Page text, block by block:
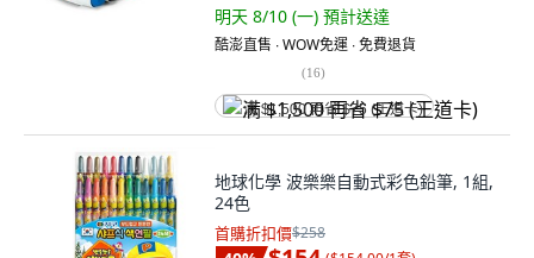
明天 8/10 (一) 預計送達
酷澎直售 ∙ WOW免運 ∙ 免費退貨
(16)
满 $1,500 再省 $75 (王道卡)
地球化學 波樂樂自動式彩色鉛筆, 1組,
24色
首購折扣價$258